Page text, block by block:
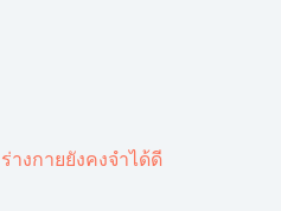
ร่างกายยังคงจำได้ดี